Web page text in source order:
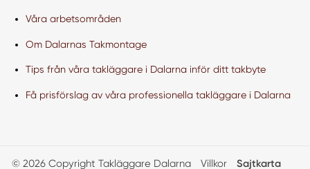
Våra arbetsområden
Om Dalarnas Takmontage
Tips från våra takläggare i Dalarna inför ditt takbyte
Få prisförslag av våra professionella takläggare i Dalarna
© 2026 Copyright Takläggare Dalarna Villkor Sajtkarta